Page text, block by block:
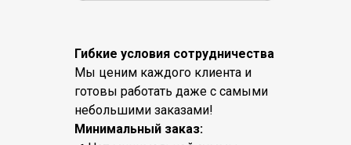
Гибкие условия сотрудничества
Мы ценим каждого клиента и
готовы работать даже с самыми
небольшими заказами!
Минимальный заказ: